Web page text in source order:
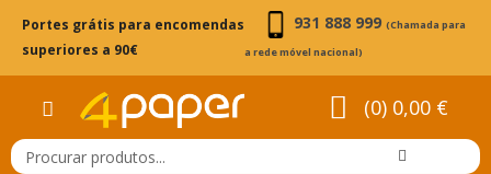
Portes grátis para encomendas
superiores a 90€
931 888 999 (Chamada para
a rede móvel nacional)
(0) 0,00 €